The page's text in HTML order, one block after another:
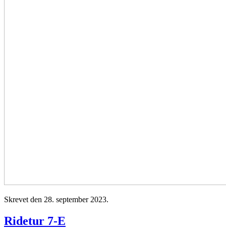
Skrevet den 28. september 2023.
Ridetur 7-E